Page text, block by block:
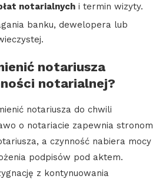
notarialnych i termin wizyty.
banku, dewelopera lub
notariusza
notarialnej?
notariusza do chwili
o notariacie zapewnia stronom
a czynność nabiera mocy
podpisów pod aktem.
z kontynuowania